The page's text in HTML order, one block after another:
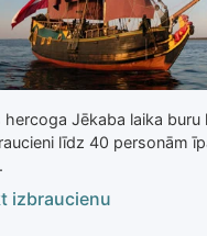
hercoga Jēkaba laika buru
līdz 40 personām
izbraucienu